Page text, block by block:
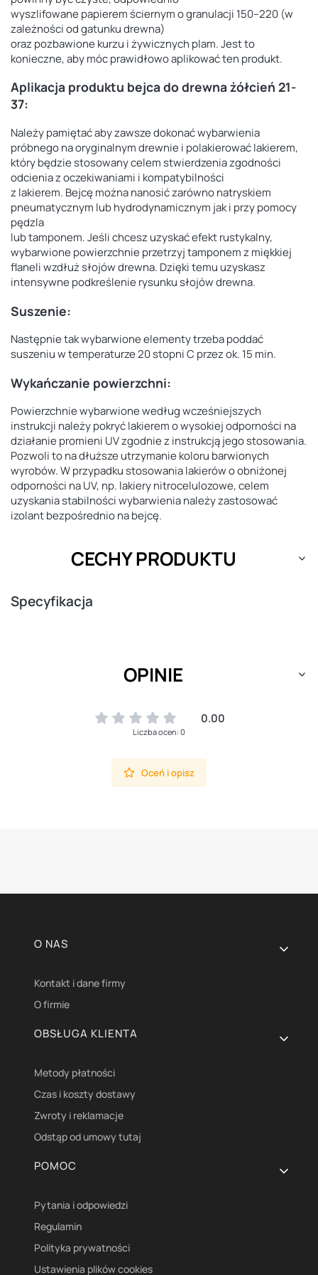
wyszlifowane papierem ściernym o granulacji 150–220 (w
zależności od gatunku drewna)
oraz pozbawione kurzu i żywicznych plam. Jest to
konieczne, aby móc prawidłowo aplikować ten produkt.
Aplikacja produktu bejca do drewna żółcień 21-
37:
Należy pamiętać aby zawsze dokonać wybarwienia
próbnego na oryginalnym drewnie i polakierować lakierem,
który będzie stosowany celem stwierdzenia zgodności
odcienia z oczekiwaniami i kompatybilności
z lakierem. Bejcę można nanosić zarówno natryskiem
pneumatycznym lub hydrodynamicznym jak i przy pomocy
pędzla
lub tamponem. Jeśli chcesz uzyskać efekt rustykalny,
wybarwione powierzchnie przetrzyj tamponem z miękkiej
flaneli wzdłuż słojów drewna. Dzięki temu uzyskasz
intensywne podkreślenie rysunku słojów drewna.
Suszenie:
Następnie tak wybarwione elementy trzeba poddać
suszeniu w temperaturze 20 stopni C przez ok. 15 min.
Wykańczanie powierzchni:
Powierzchnie wybarwione według wcześniejszych
instrukcji należy pokryć lakierem o wysokiej odporności na
działanie promieni UV zgodnie z instrukcją jego stosowania.
Pozwoli to na dłuższe utrzymanie koloru barwionych
wyrobów. W przypadku stosowania lakierów o obniżonej
odporności na UV, np. lakiery nitrocelulozowe, celem
uzyskania stabilności wybarwienia należy zastosować
izolant bezpośrednio na bejcę.
CECHY PRODUKTU
Specyfikacja
OPINIE
0.00
Liczba ocen: 0
Oceń i opisz
Linki w stopce
O NAS
Kontakt i dane firmy
O firmie
OBSŁUGA KLIENTA
Metody płatności
Czas i koszty dostawy
Zwroty i reklamacje
Odstąp od umowy tutaj
POMOC
Pytania i odpowiedzi
Regulamin
Polityka prywatności
Ustawienia plików cookies